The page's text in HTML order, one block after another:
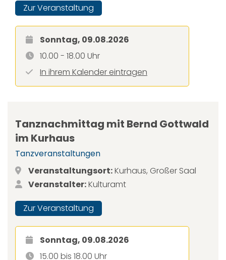
Zur Veranstaltung
Sonntag, 09.08.2026
10.00 - 18.00 Uhr
In ihrem Kalender eintragen
Tanznachmittag mit Bernd Gottwald
im Kurhaus
Tanzveranstaltungen
Veranstaltungsort:Kurhaus, Großer Saal
Veranstalter:Kulturamt
Zur Veranstaltung
Sonntag, 09.08.2026
15.00 bis 18.00 Uhr